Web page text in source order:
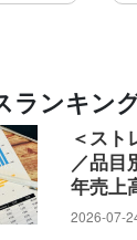
ランキン
＜スト
／品目
年売上
2026-07-